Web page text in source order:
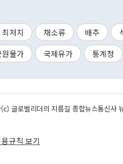
최저치 채소류 배추
물가 국제유가 통계청
글로벌리더의 지름길 종합뉴스통신
규칙 보기